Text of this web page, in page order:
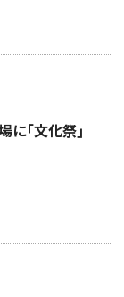
に｢文化祭｣